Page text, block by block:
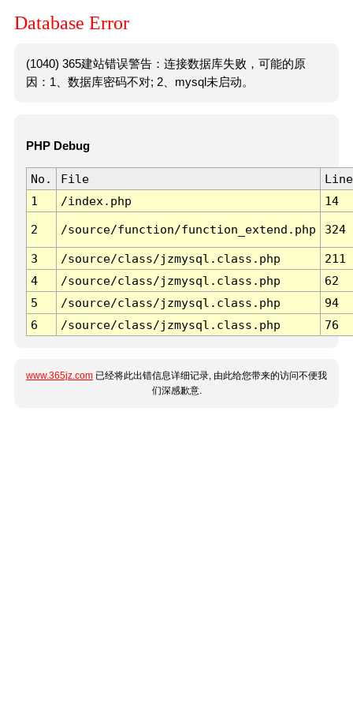
Database Error
(1040) 365建站错误警告：连接数据库失败，可能的原
因：1、数据库密码不对; 2、mysql未启动。
PHP Debug
No. File
Line
1
/index.php 14
2 /source/function/function_extend.php 324
3 /source/class/jzmysql.class.php
211
4
/source/class/jzmysql.class.php
62
5
/source/class/jzmysql.class.php
94
6
/source/class/jzmysql.class.php 76
www.365jz.com 已经将此出错信息详细记录, 由此给您带来的访问不便我
们深感歉意.